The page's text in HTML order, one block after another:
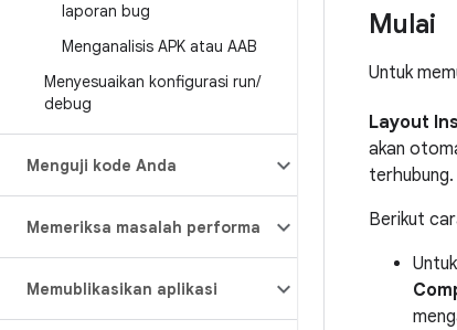
laporan bug
Menganalisis APK atau AAB
Menyesuaikan konfigurasi run/
debug
Menguji kode Anda
Memeriksa masalah performa
Memublikasikan aplikasi
Mulai
Untuk
Layout
akan
terhubung.
Berikut